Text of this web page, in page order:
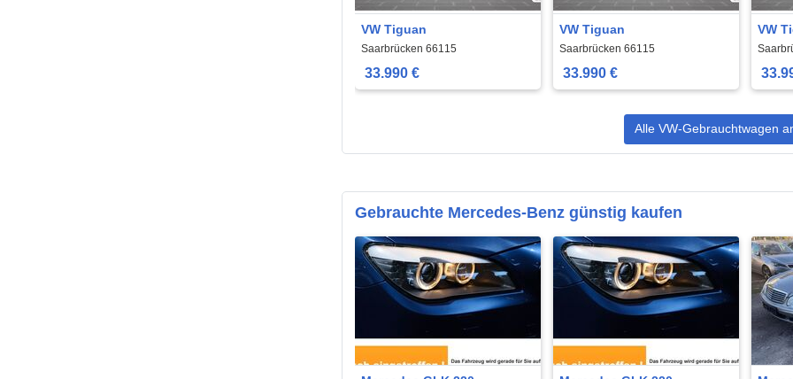
VW Tiguan
Saarbrücken 66115
33.990 €
VW Tiguan
Saarbrücken 66115
33.990 €
VW
Alle VW-Gebrauchtwagen
Gebrauchte Mercedes-Benz günstig kaufen